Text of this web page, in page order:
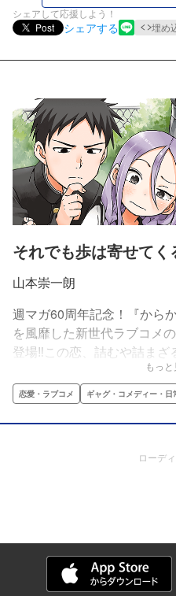
シェアして応援しよう！
Post
シェアする 埋め
それでも歩は寄せてく
山本崇一朗
週マガ60周年記念！『から
を風靡した新世代ラブコメ
登場‼この恋、詰むや詰ま
もっ
恋愛・ラブコメ ギャグ・コメディー・日
ローデ